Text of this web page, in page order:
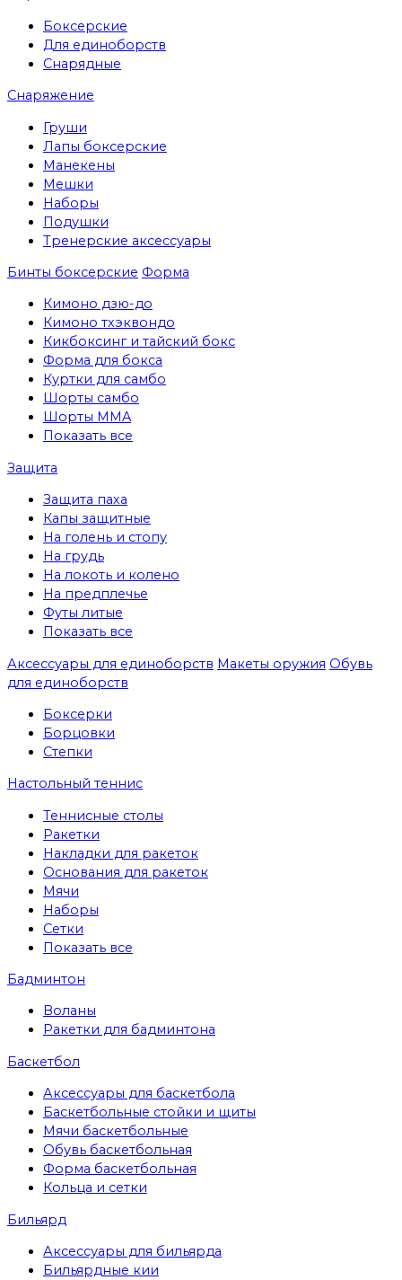
Боксерские
Для единоборств
Снарядные
Снаряжение
Груши
Лапы боксерские
Манекены
Мешки
Наборы
Подушки
Тренерские аксессуары
Бинты боксерские Форма
Кимоно дзю-до
Кимоно тхэквондо
Кикбоксинг и тайский бокс
Форма для бокса
Куртки для самбо
Шорты самбо
Шорты MMA
Показать все
Защита
Защита паха
Капы защитные
На голень и стопу
На грудь
На локоть и колено
На предплечье
Футы литые
Показать все
Аксессуары для единоборств Макеты оружия Обувь
для единоборств
Боксерки
Борцовки
Степки
Настольный теннис
Теннисные столы
Ракетки
Накладки для ракеток
Основания для ракеток
Мячи
Наборы
Сетки
Показать все
Бадминтон
Воланы
Ракетки для бадминтона
Баскетбол
Аксессуары для баскетбола
Баскетбольные стойки и щиты
Мячи баскетбольные
Обувь баскетбольная
Форма баскетбольная
Кольца и сетки
Бильярд
Аксессуары для бильярда
Бильярдные кии